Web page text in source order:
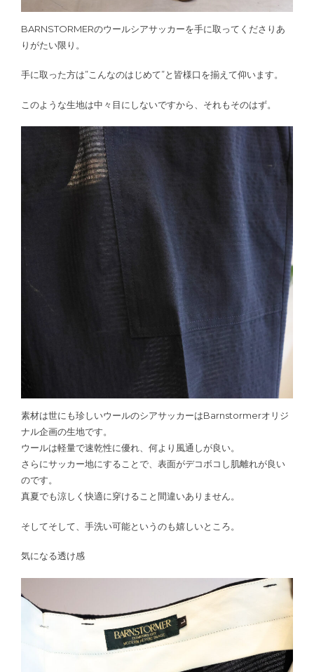
BARNSTORMERのウールシアサッカーを手に取ってくださりあ
りがたい限り。
手に取った方は”こんなのはじめて”と皆様口を揃えて仰います。
このような生地は中々目にしないですから、それもそのはず。
素材は世にも珍しいウールのシアサッカーはBarnstormerオリジ
ナル企画の生地です。
ウールは軽量で速乾性に優れ、何より風通しが良い。
さらにサッカー地にすることで、表面がデコボコし肌離れが良い
のです。
真夏でも涼しく快適に穿けること間違いありません。
そしてそして、手洗い可能というのも嬉しいところ。
気になる透け感